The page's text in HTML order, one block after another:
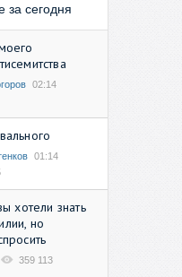
за сегодня
02:14
01:14
хотели знать
но
359 113